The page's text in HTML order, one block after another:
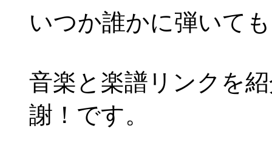
いつか誰かに弾いて
音楽と楽譜リンクを
謝！です。